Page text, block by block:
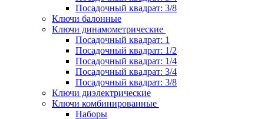
Посадочный квадрат: 3/8
Ключи балонные
Ключи динамометрические
Посадочный квадрат: 1
Посадочный квадрат: 1/2
Посадочный квадрат: 1/4
Посадочный квадрат: 3/4
Посадочный квадрат: 3/8
Ключи диэлектрические
Ключи комбинированные
Наборы